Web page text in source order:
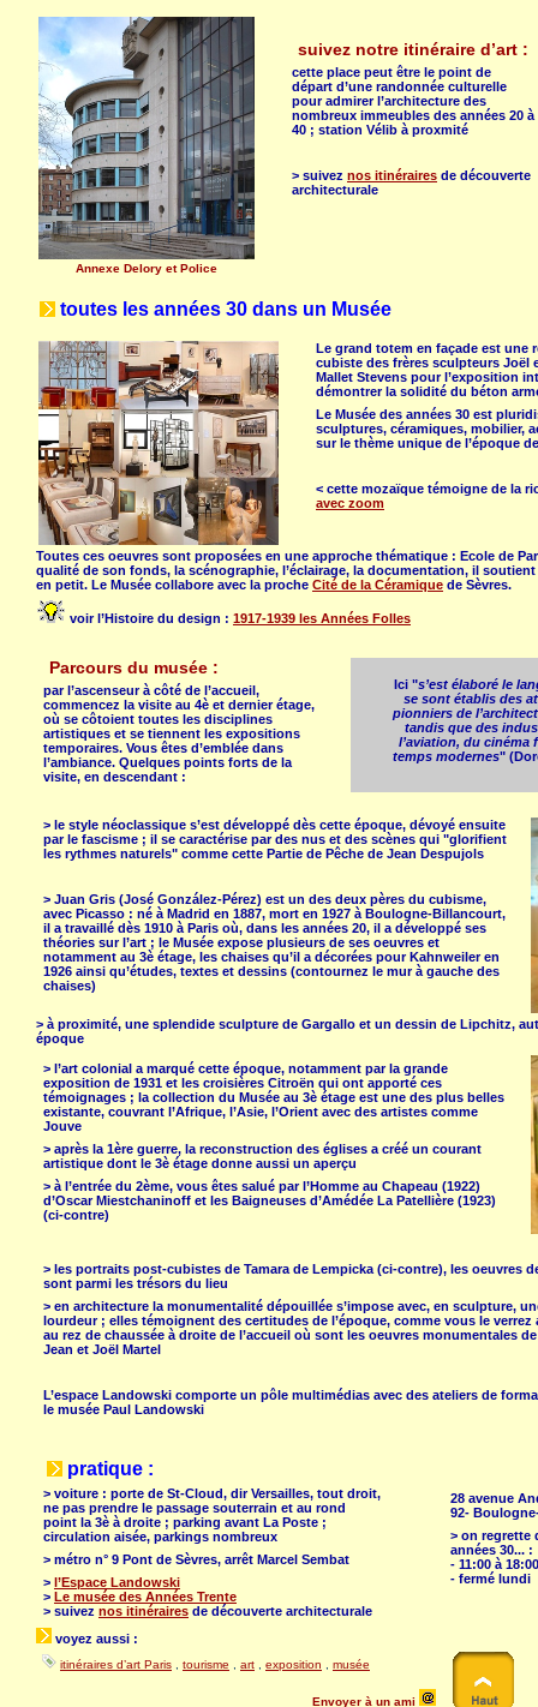
Annexe Delory et Police
suivez notre itinéraire d’art :
cette place peut être le point de
départ d’une randonnée culturelle
pour admirer l’architecture des
nombreux immeubles des années 20 à
40 ; station Vélib à proxmité
> suivez nos itinéraires de découverte
architecturale
toutes les années 30 dans un Musée
Le grand totem en façade est une
cubiste des frères sculpteurs Joël
Mallet Stevens pour l’exposition
démontrer la solidité du béton
Le Musée des années 30 est
sculptures, céramiques, mobilier,
sur le thème unique de l’époque
< cette mozaïque témoigne de la
avec zoom
Toutes ces oeuvres sont proposées en une approche thématique : Ecole de
qualité de son fonds, la scénographie, l’éclairage, la documentation, il soutient
en petit. Le Musée collabore avec la proche Cité de la Céramique de Sèvres.
voir l’Histoire du design : 1917-1939 les Années Folles
Parcours du musée :
par l’ascenseur à côté de l’accueil,
commencez la visite au 4è et dernier étage,
où se côtoient toutes les disciplines
artistiques et se tiennent les expositions
temporaires. Vous êtes d’emblée dans
l’ambiance. Quelques points forts de la
visite, en descendant :
Ici "s’est élaboré le
se sont établis des
pionniers de
tandis que des
l’aviation, du cinéma
temps modernes"
> le style néoclassique s’est développé dès cette époque, dévoyé ensuite
par le fascisme ; il se caractérise par des nus et des scènes qui "glorifient
les rythmes naturels" comme cette Partie de Pêche de Jean Despujols
> Juan Gris (José González-Pérez) est un des deux pères du cubisme,
avec Picasso : né à Madrid en 1887, mort en 1927 à Boulogne-Billancourt,
il a travaillé dès 1910 à Paris où, dans les années 20, il a développé ses
théories sur l’art ; le Musée expose plusieurs de ses oeuvres et
notamment au 3è étage, les chaises qu’il a décorées pour Kahnweiler en
1926 ainsi qu’études, textes et dessins (contournez le mur à gauche des
chaises)
> à proximité, une splendide sculpture de Gargallo et un dessin de Lipchitz,
époque
> l’art colonial a marqué cette époque, notamment par la grande
exposition de 1931 et les croisières Citroën qui ont apporté ces
témoignages ; la collection du Musée au 3è étage est une des plus belles
existante, couvrant l’Afrique, l’Asie, l’Orient avec des artistes comme
Jouve
> après la 1ère guerre, la reconstruction des églises a créé un courant
artistique dont le 3è étage donne aussi un aperçu
> à l’entrée du 2ème, vous êtes salué par l’Homme au Chapeau (1922)
d’Oscar Miestchaninoff et les Baigneuses d’Amédée La Patellière (1923)
(ci-contre)
> les portraits post-cubistes de Tamara de Lempicka (ci-contre), les oeuvres
sont parmi les trésors du lieu
> en architecture la monumentalité dépouillée s’impose avec, en sculpture,
lourdeur ; elles témoignent des certitudes de l’époque, comme vous le verrez
au rez de chaussée à droite de l’accueil où sont les oeuvres monumentales
Jean et Joël Martel
L’espace Landowski comporte un pôle multimédias avec des ateliers de
le musée Paul Landowski
pratique :
> voiture : porte de St-Cloud, dir Versailles, tout droit,
ne pas prendre le passage souterrain et au rond
point la 3è à droite ; parking avant La Poste ;
circulation aisée, parkings nombreux
> métro n° 9 Pont de Sèvres, arrêt Marcel Sembat
> l’Espace Landowski
> Le musée des Années Trente
> suivez nos itinéraires de découverte architecturale
28 avenue
92-
> on regrette
années 30... :
- 11:00 à
- fermé lundi
voyez aussi :
itinéraires d’art Paris tourisme art exposition musée
Envoyer à un ami